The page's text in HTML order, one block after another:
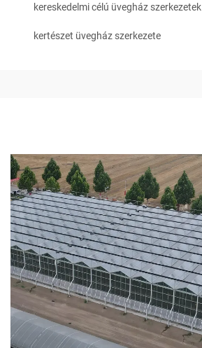
kereskedelmi célú üvegház szerkezetek
kertészet üvegház szerkezete